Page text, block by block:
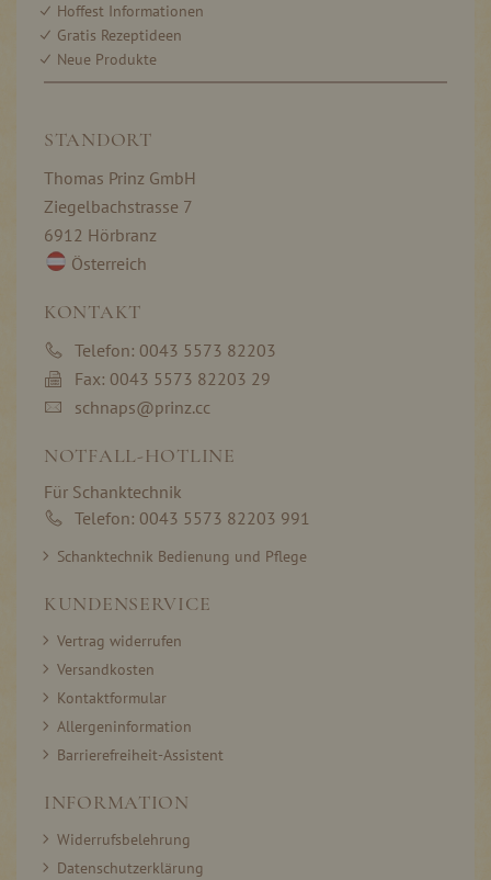
Hoffest Informationen
Gratis Rezeptideen
Neue Produkte
STANDORT
Thomas Prinz GmbH
Ziegelbachstrasse 7
6912 Hörbranz
Österreich
KONTAKT
Telefon: 0043 5573 82203
Fax: 0043 5573 82203 29
schnaps@prinz.cc
NOTFALL-HOTLINE
Für Schanktechnik
Telefon: 0043 5573 82203 991
Schanktechnik Bedienung und Pflege
KUNDENSERVICE
Vertrag widerrufen
Versandkosten
Kontaktformular
Allergeninformation
Barrierefreiheit-Assistent
INFORMATION
Widerrufsbelehrung
Datenschutzerklärung